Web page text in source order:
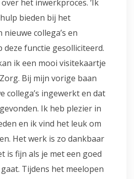
het inwerkproces. ‘Ik
bieden bij het
collega’s en
deze functie gesolliciteerd.
ik een mooi visitekaartje
Bij mijn vorige baan
collega’s ingewerkt en dat
Ik heb plezier in
en ik vind het leuk om
Het werk is zo dankbaar
is fijn als je met een goed
Tijdens het meelopen